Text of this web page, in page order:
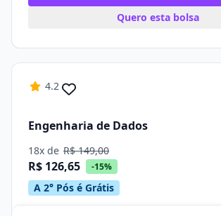
Quero esta bolsa
4.2
Engenharia de Dados
18x de R$ 149,00
R$ 126,65 -15%
A 2° Pós é Grátis